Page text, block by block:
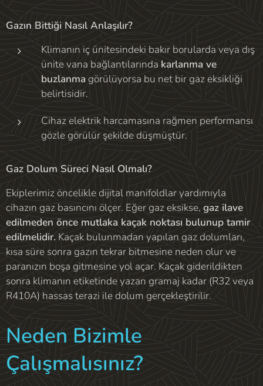
Gazın Bittiği Nasıl Anlaşılır?
Klimanın iç ünitesindeki bakır borularda veya dış
ünite vana bağlantılarında karlanma ve
buzlanma görülüyorsa bu net bir gaz eksikliği
belirtisidir.
Cihaz elektrik harcamasına rağmen performansı
gözle görülür şekilde düşmüştür.
Gaz Dolum Süreci Nasıl Olmalı?
Ekiplerimiz öncelikle dijital manifoldlar yardımıyla
cihazın gaz basıncını ölçer. Eğer gaz eksikse, gaz ilave
edilmeden önce mutlaka kaçak noktası bulunup tamir
edilmelidir. Kaçak bulunmadan yapılan gaz dolumları,
kısa süre sonra gazın tekrar bitmesine neden olur ve
paranızın boşa gitmesine yol açar. Kaçak giderildikten
sonra klimanın etiketinde yazan gramaj kadar (R32 veya
R410A) hassas terazi ile dolum gerçekleştirilir.
Neden Bizimle
Çalışmalısınız?